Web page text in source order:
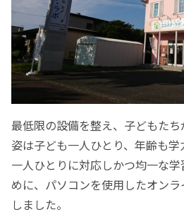
最低限の設備を整え、子どもた
姿は子ども一人ひとり、年齢も学
一人ひとりに対応しかつ均一な
めに、パソコンを使用したオン
しました。